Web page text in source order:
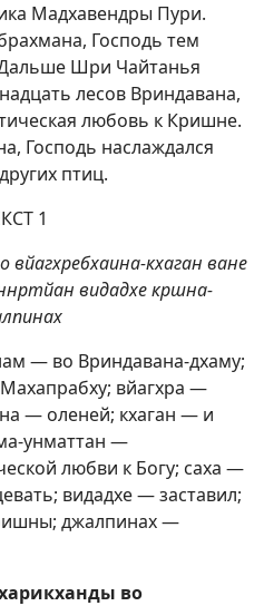
Мадхавендры Пури.
Господь тем
Шри Чайтанья
лесов Вриндавана,
любовь к Кришне.
Господь наслаждался
птиц.
1
вйагхребхаина-кхаган ване
видадхе кршна-
— во Вриндавана-дхаму;
вйагхра —
— оленей; кхаган — и
унматтан —
любви к Богу; саха —
видадхе — заставил;
джалпинах —
во